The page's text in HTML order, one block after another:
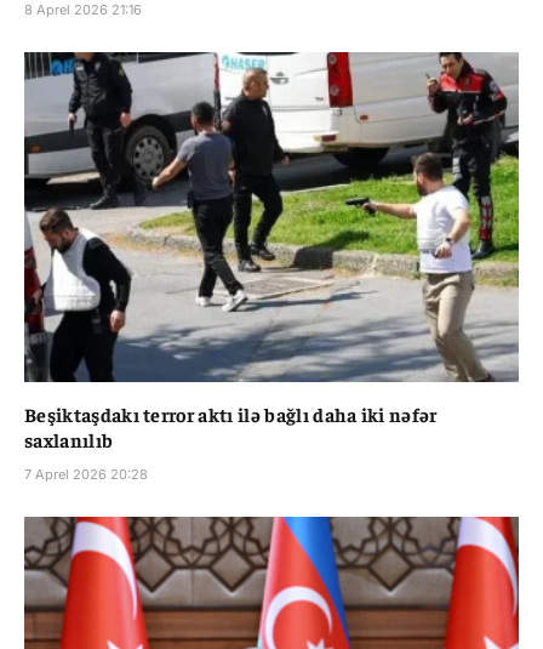
8 Aprel 2026 21:16
Beşiktaşdakı terror aktı ilə bağlı daha iki nəfər
saxlanılıb
7 Aprel 2026 20:28